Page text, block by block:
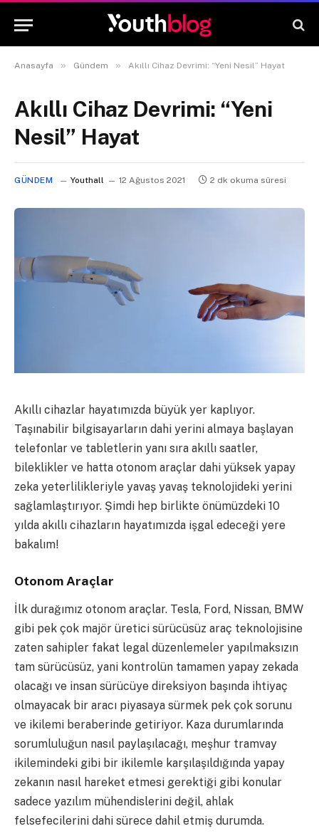
Anasayfa » Gündem » Akıllı Cihaz Devrimi: “Yeni Nesil” Hayat
Akıllı Cihaz Devrimi: “Yeni
Nesil” Hayat
GÜNDEM Youthall 12 Ağustos 2021 2 dk okuma süresi
Akıllı cihazlar hayatımızda büyük yer kaplıyor.
Taşınabilir bilgisayarların dahi yerini almaya başlayan
telefonlar ve tabletlerin yanı sıra akıllı saatler,
bileklikler ve hatta otonom araçlar dahi yüksek yapay
zeka yeterlilikleriyle yavaş yavaş teknolojideki yerini
sağlamlaştırıyor. Şimdi hep birlikte önümüzdeki 10
yılda akıllı cihazların hayatımızda işgal edeceği yere
bakalım!
Otonom Araçlar
İlk durağımız otonom araçlar. Tesla, Ford, Nissan, BMW
gibi pek çok majör üretici sürücüsüz araç teknolojisine
zaten sahipler fakat legal düzenlemeler yapılmaksızın
tam sürücüsüz, yani kontrolün tamamen yapay zekada
olacağı ve insan sürücüye direksiyon başında ihtiyaç
olmayacak bir aracı piyasaya sürmek pek çok sorunu
ve ikilemi beraberinde getiriyor. Kaza durumlarında
sorumluluğun nasıl paylaşılacağı, meşhur tramvay
ikilemindeki gibi bir ikilemle karşılaşıldığında yapay
zekanın nasıl hareket etmesi gerektiği gibi konular
sadece yazılım mühendislerini değil, ahlak
felsefecilerini dahi sürece dahil etmiş durumda.